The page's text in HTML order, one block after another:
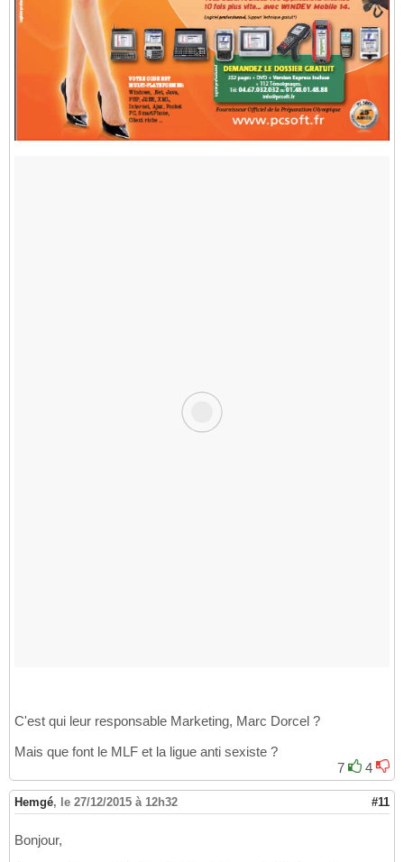
C'est qui leur responsable Marketing, Marc Dorcel ?
Mais que font le MLF et la ligue anti sexiste ?
7
4
Hemgé, le 27/12/2015 à 12h32 #11
Bonjour,